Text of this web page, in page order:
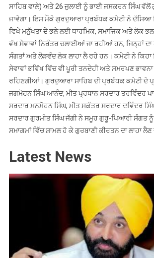
ਸਾਹਿਬ ਵਾਲੇ) ਅਤੇ 26 ਜੁਲਾਈ ਨੂੰ ਭਾਈ ਜਸਕਰਨ ਸਿੰਘ ਵੱਲੋਂ
ਜਾਵੇਗਾ। ਇਸ ਮੌਕੇ ਗੁਰਦੁਆਰਾ ਪ੍ਰਬੰਧਕ ਕਮੇਟੀ ਨੇ ਦੱਸਿਆ
ਵਿਖੇ ਮਨੁੱਖਤਾ ਦੇ ਭਲੇ ਲਈ ਧਾਰਮਿਕ, ਸਮਾਜਿਕ ਅਤੇ ਲੋਕ
ਵੱਖ ਸੇਵਾਵਾਂ ਨਿਰੰਤਰ ਚਲਾਈਆਂ ਜਾ ਰਹੀਆਂ ਹਨ, ਜਿਨ੍ਹਾਂ ਦਾ
ਸੰਗਤਾਂ ਅਤੇ ਲੋੜਵੰਦ ਲੋਕ ਲਾਹਾ ਲੈ ਰਹੇ ਹਨ। ਕਮੇਟੀ ਨੇ
ਸੇਵਾਵਾਂ ਭਵਿੱਖ ਵਿੱਚ ਵੀ ਪੂਰੀ ਤਨਦੇਹੀ ਅਤੇ ਸਮਰਪਣ ਭਾਵਨਾ
ਰਹਿਣਗੀਆਂ। ਗੁਰਦੁਆਰਾ ਸਾਹਿਬ ਦੀ ਪ੍ਰਬੰਧਕ ਕਮੇਟੀ ਦੇ
ਜਗਮੋਹਨ ਸਿੰਘ ਆਨੰਦ, ਮੀਤ ਪ੍ਰਧਾਨ ਸਰਦਾਰ ਤਰਵਿੰਦਰ
ਸਰਦਾਰ ਮਨਮੋਹਨ ਸਿੰਘ, ਮੀਤ ਸਕੱਤਰ ਸਰਦਾਰ ਦਵਿੰਦਰ
ਸਰਦਾਰ ਗੁਰਮੀਤ ਸਿੰਘ ਜੱਗੀ ਨੇ ਸਮੂਹ ਗੁਰੂ-ਪਿਆਰੀ ਸੰਗਤ
ਸਮਾਗਮਾਂ ਵਿੱਚ ਸ਼ਾਮਲ ਹੋ ਕੇ ਗੁਰਬਾਣੀ ਕੀਰਤਨ ਦਾ ਲਾਹਾ ਲੈਣ
Latest News